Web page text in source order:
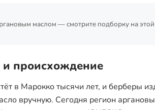
маслом — смотрите подборку на этой
и происхождение
в Марокко тысячи лет, и берберы
вручную. Сегодня регион